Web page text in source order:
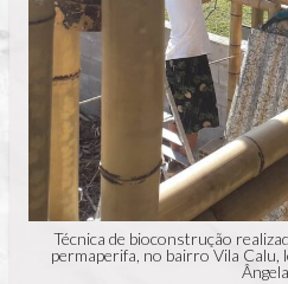
Técnica de bioconstrução
permaperifa, no bairro Vila
Ângela